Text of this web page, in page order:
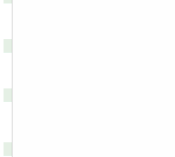
SD-карта с WiFi и 1 ГБ
SD-карта с модулем WiFi — уже
ее объем невелик. А это,
памяти, не позволяет полноценно
Умный зонт с
С каждым днем технология все
Forecast umbrella (Зонт,
высокотехнологичный зонт со
Самый миниатюрный
Компания Sharp представила
мм, и потребляет он всего лишь
поддерживает стандарт связи IEEE